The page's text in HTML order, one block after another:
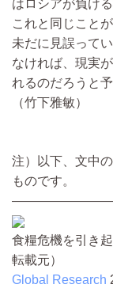
はロシアが負け
これと同じこと
未だに見誤って
なければ、現実
れるのだろうと予
（竹下雅敏）
注）以下、文中
ものです。
食糧危機を引き
転載元）
Global Research